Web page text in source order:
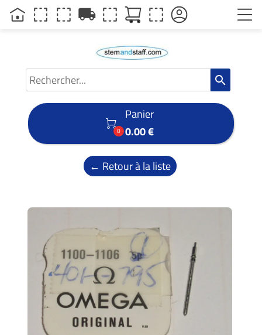
search

0
Panier
0.00 €
← Retour à la liste
local_shipping